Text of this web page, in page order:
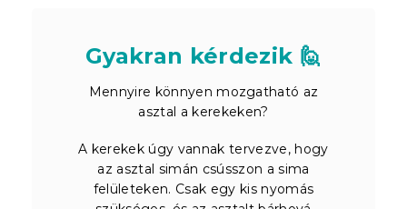
Gyakran kérdezik 🙋
Mennyire könnyen mozgatható az
asztal a kerekeken?
A kerekek úgy vannak tervezve, hogy
az asztal simán csússzon a sima
felületeken. Csak egy kis nyomás